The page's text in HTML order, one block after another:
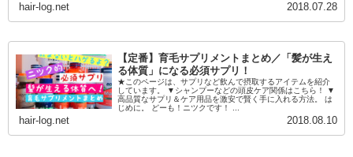
hair-log.net 2018.07.28
【定番】育毛サプリメントまとめ／「髪が生え
る体質」になる必須サプリ！
★このページは、サプリなど飲んで摂取するアイテムを紹介
しています。 ▼シャンプーなどの頭皮ケア関係はこちら！ ▼
高品質なサプリ＆ケア用品を激安で賢く手に入れる方法。 は
じめに。 どーも！ニツクです！ ...
hair-log.net 2018.08.10